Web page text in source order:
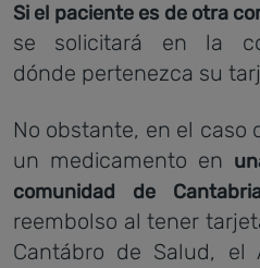
Si el paciente es de otra
se solicitará en la
dónde pertenezca su
No obstante, en el caso
un medicamento en
comunidad de
reembolso al tener
Cantábro de Salud, el